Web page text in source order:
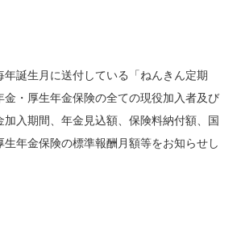
年誕生月に送付している「ねんきん定期
金・厚生年金保険の全ての現役加入者及び
入期間、年金見込額、保険料納付額、国
生年金保険の標準報酬月額等をお知らせし